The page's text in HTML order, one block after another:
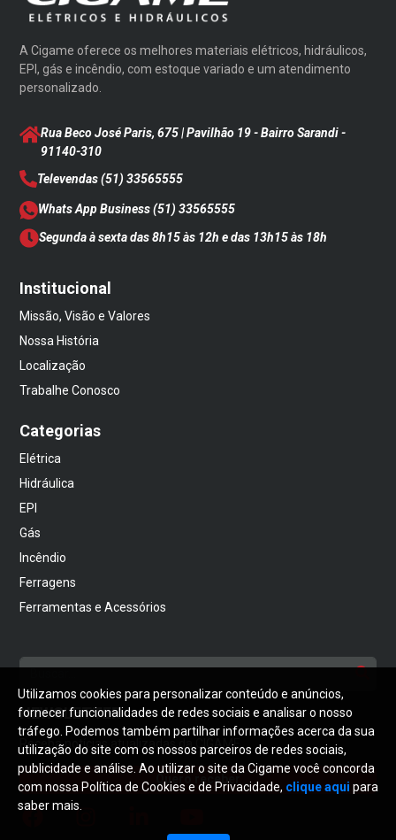
A Cigame oferece os melhores materiais elétricos, hidráulicos,
EPI, gás e incêndio, com estoque variado e um atendimento
personalizado.
Rua Beco José Paris, 675 | Pavilhão 19 - Bairro Sarandi-
91140-310
Televendas(51) 33565555
Whats App Business(51) 33565555
Segunda à sexta das 8h15 às 12h e das 13h15 às 18h
Institucional
Missão, Visão e Valores
Nossa História
Localização
Trabalhe Conosco
Categorias
Elétrica
Hidráulica
EPI
Gás
Incêndio
Ferragens
Ferramentas e Acessórios
NEWSLETTER
Receba notícias atualizadas da CIGAME
Quero receber
Utilizamos cookies para personalizar conteúdo e anúncios,
fornecer funcionalidades de redes sociais e analisar o nosso
tráfego. Podemos também partilhar informações acerca da sua
utilização do site com os nossos parceiros de redes sociais,
publicidade e análise. Ao utilizar o site da Cigame você concorda
com nossa Política de Cookies e de Privacidade, clique aqui para
saber mais.